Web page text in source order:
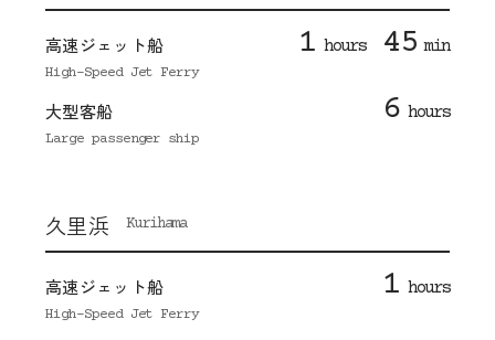
高速ジェット船 1 hours 45 min
High-Speed Jet Ferry
大型客船 6 hours
Large passenger ship
久里浜 Kurihama
高速ジェット船 1 hours
High-Speed Jet Ferry